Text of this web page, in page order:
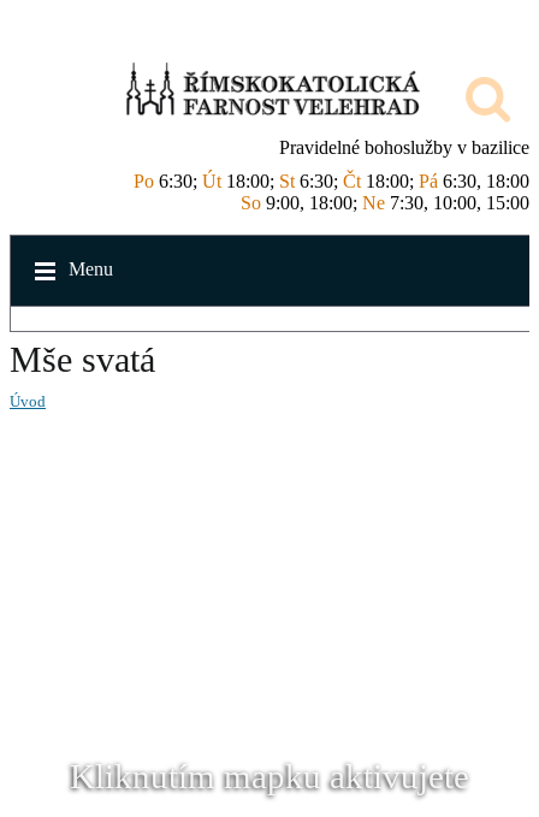
Pravidelné bohoslužby v bazilice
Po 6:30; Út 18:00; St 6:30; Čt 18:00; Pá 6:30, 18:00
So 9:00, 18:00; Ne 7:30, 10:00, 15:00
Menu
Mše svatá
Úvod
Kliknutím mapku aktivujete